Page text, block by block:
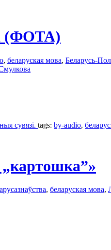
(ФОТА)
, беларуская мова, Беларусь-
сувязі. tags: by-audio,
„картошка”»
, беларуская мова,